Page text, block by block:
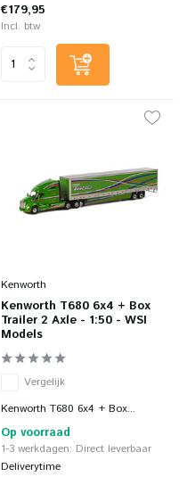
€179,95
Incl. btw
Kenworth
Kenworth T680 6x4 + Box
Trailer 2 Axle - 1:50 - WSI
Models
Vergelijk
Kenworth T680 6x4 + Box...
Op voorraad
1-3 werkdagen: Direct leverbaar
Deliverytime